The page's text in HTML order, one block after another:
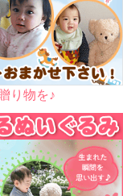
り物を♪